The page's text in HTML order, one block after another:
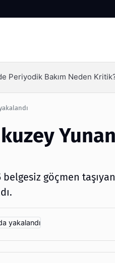
Periyodik Bakım Neden
göçmen